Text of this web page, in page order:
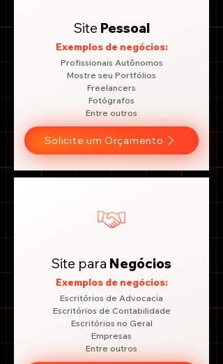
Site Pessoal
Exemplos de negócios:
Profissionais Autônomos
Mostre seu Portfólios
Freelancers
Fotógrafos
Entre outros
Solicite um Orçamento
Site para Negócios
Exemplos de negócios:
Escritórios de Advocacia
Escritórios de Contabilidade
Escritórios no Geral
Empresas
Entre outros